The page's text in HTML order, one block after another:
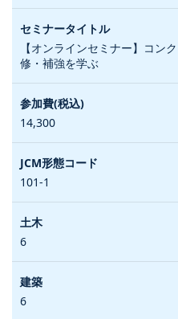
【オンラインセミナー】コン
修・補強を学ぶ
14,300
101-1
6
6